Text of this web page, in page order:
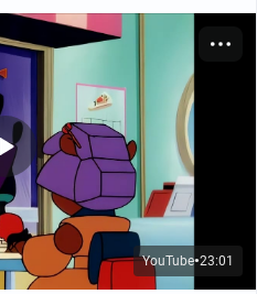
YouTube●23:01